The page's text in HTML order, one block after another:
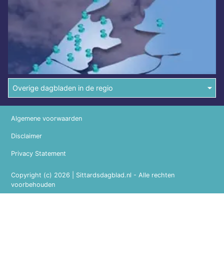
Overige dagbladen in de regio
Copyright (c) 2026 | Sittardsdagblad.nl - Alle rechten
voorbehouden
Algemene voorwaarden
Disclaimer
Privacy Statement